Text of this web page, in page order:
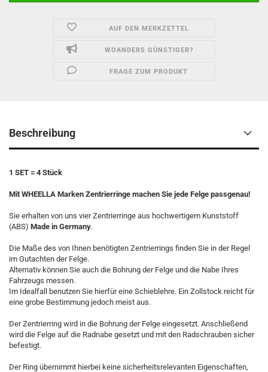
AUF DEN MERKZETTEL
WOANDERS GÜNSTIGER?
FRAGE ZUM PRODUKT
Beschreibung
1 SET = 4 Stück
Mit WHEELLA Marken Zentrierringe machen Sie jede Felge passgenau!
Sie erhalten von uns vier Zentrierringe aus hochwertigem Kunststoff
(ABS) Made in Germany.
Die Maße des von Ihnen benötigten Zentrierrings finden Sie in der Regel
im Gutachten der Felge.
Alternativ können Sie auch die Bohrung der Felge und die Nabe Ihres
Fahrzeugs messen.
Im Idealfall benutzen Sie hierfür eine Schieblehre. Ein Zollstock reicht für
eine grobe Bestimmung jedoch meist aus.
Der Zentrierring wird in die Bohrung der Felge eingesetzt. Anschließend
wird die Felge auf die Radnabe gesetzt und mit den Radschrauben sicher
befestigt.
Der Ring übernimmt hierbei keine sicherheitsrelevanten Eigenschaften,